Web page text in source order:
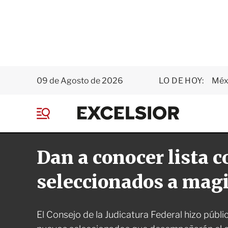
09 de Agosto de 2026 LO DE HOY:
E
x
e
s
i
e
Dan a conocer lista
seleccionados a
El Consejo de la Judicatura Federal hizo